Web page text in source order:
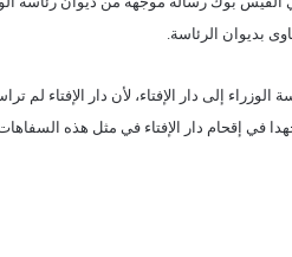
بديوان الرئاسة.
إلى دار الإفتاء، لأن دار الإفتاء
في إقحام دار الإفتاء في مثل هذه